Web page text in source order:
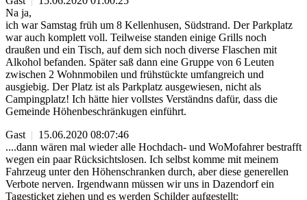
Na ja,
ich war Samstag früh um 8 Kellenhusen, Südstrand. Der Parkplatz
war auch komplett voll. Teilweise standen einige Grills noch
draußen und ein Tisch, auf dem sich noch diverse Flaschen mit
Alkohol befanden. Später saß dann eine Gruppe von 6 Leuten
zwischen 2 Wohnmobilen und frühstückte umfangreich und
ausgiebig. Der Platz ist als Parkplatz ausgewiesen, nicht als
Campingplatz! Ich hätte hier vollstes Verständns dafür, dass die
Gemeinde Höhenbeschränkugen einführt.
Gast | 15.06.2020 08:07:46
....dann wären mal wieder alle Hochdach- und WoMofahrer bestrafft
wegen ein paar Rücksichtslosen. Ich selbst komme mit meinem
Fahrzeug unter den Höhenschranken durch, aber diese generellen
Verbote nerven. Irgendwann müssen wir uns in Dazendorf ein
Tagesticket ziehen und es werden Schilder aufgestellt: